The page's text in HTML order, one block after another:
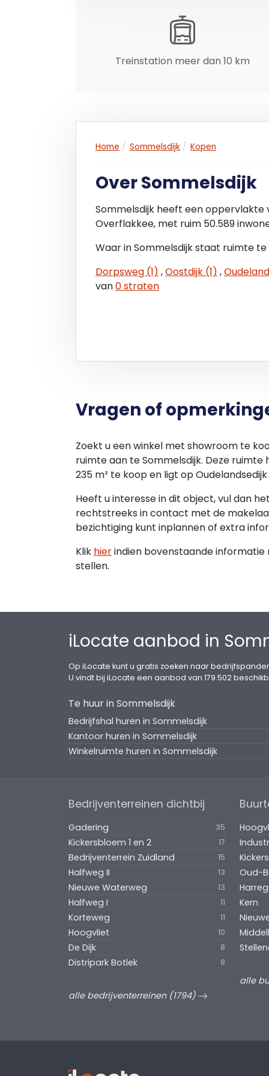
A, geldig t/m 18 april 2033.
- gemeente : Sommelsdijk;
Bouwaard/algemeen:
Het pand is traditioneel gebouwd en
middels airco, géén gas-aansluiting.
Vraagprijs:
€ 325.000,- k.k. (géén BTW).
Notariële overdracht:
In nader overleg.
echter geen enkele aansprakelijkheid
anderszins, dan wel de gevolgen
indicatief.
Treinstation meer dan 10 km
Home Sommelsdijk Kopen
Over Sommelsdijk
Sommelsdijk heeft een oppervlakte
Overflakkee, met ruim 50.589
Waar in Sommelsdijk staat ruimte
Dorpsweg (1) ,Oostdijk (1) ,
van0 straten
Vragen of
Zoekt u een winkel met showroom te
ruimte aan te Sommelsdijk. Deze
235 m² te koop en ligt op Oudelandsedijk
Heeft u interesse in dit object, vul dan
rechtstreeks in contact met de
bezichtiging kunt inplannen of extra
Klik hierindien bovenstaande informatie
stellen.
iLocate aanbod in
Op iLocate kunt u gratis zoeken naar
U vindt bij iLocate een aanbod van 179.502
Te huur in Sommelsdijk
Bedrijfshal huren in Sommelsdijk
Kantoor huren in Sommelsdijk
Winkelruimte huren in Sommelsdijk
Bedrijventerreinen dichtbij
Gadering 35
Kickersbloem 1 en 2 17
Bedrijventerrein Zuidland 15
Halfweg II 13
Nieuwe Waterweg 13
Halfweg I 11
Korteweg 11
Hoogvliet 10
De Dijk 8
Distripark Botlek 8
alle bedrijventerreinen (1794)
Oud-
Kern
alle